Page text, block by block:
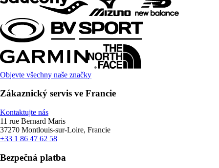
Objevte všechny naše značky
Zákaznický servis ve Francie
Kontaktujte nás
11 rue Bernard Maris
37270 Montlouis-sur-Loire, Francie
+33 1 86 47 62 58
Bezpečná platba